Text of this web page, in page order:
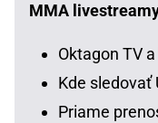
MMA
Oktagon TV
Kde sledovať
Priame